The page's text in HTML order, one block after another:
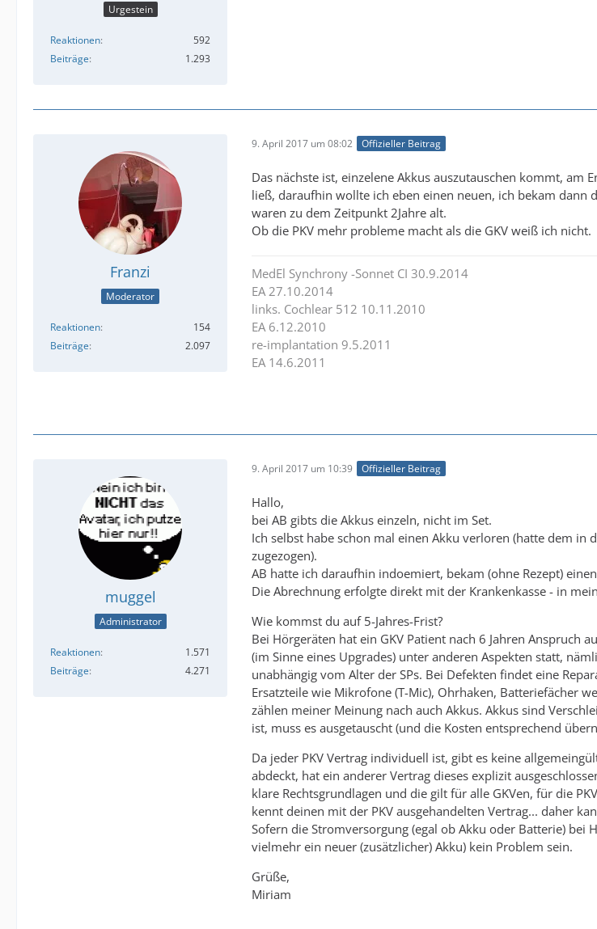
Urgestein
Reaktionen
592
Beiträge
1.293
Franzi
Moderator
Reaktionen
154
Beiträge
2.097
9. April 2017 um 08:02 Offizieller Beitrag
Das nächste ist, einzelene Akkus auszutauschen kommt, am
ließ, daraufhin wollte ich eben einen neuen, ich bekam dann
waren zu dem Zeitpunkt 2Jahre alt.
Ob die PKV mehr probleme macht als die GKV weiß ich nicht.
MedEl Synchrony -Sonnet CI 30.9.2014
EA 27.10.2014
links. Cochlear 512 10.11.2010
EA 6.12.2010
re-implantation 9.5.2011
EA 14.6.2011
muggel
Administrator
Reaktionen
1.571
Beiträge
4.271
9. April 2017 um 10:39 Offizieller Beitrag
Hallo,
bei AB gibts die Akkus einzeln, nicht im Set.
Ich selbst habe schon mal einen Akku verloren (hatte dem in
zugezogen).
AB hatte ich daraufhin indoemiert, bekam (ohne Rezept)
Die Abrechnung erfolgte direkt mit der Krankenkasse - in
Wie kommst du auf 5-Jahres-Frist?
Bei Hörgeräten hat ein GKV Patient nach 6 Jahren Anspruch
(im Sinne eines Upgrades) unter anderen Aspekten statt,
unabhängig vom Alter der SPs. Bei Defekten findet eine
Ersatzteile wie Mikrofone (T-Mic), Ohrhaken, Batteriefächer
zählen meiner Meinung nach auch Akkus. Akkus sind
ist, muss es ausgetauscht (und die Kosten entsprechend
Da jeder PKV Vertrag individuell ist, gibt es keine
abdeckt, hat ein anderer Vertrag dieses explizit
klare Rechtsgrundlagen und die gilt für alle GKVen, für die
kennt deinen mit der PKV ausgehandelten Vertrag... daher
Sofern die Stromversorgung (egal ob Akku oder Batterie) bei
vielmehr ein neuer (zusätzlicher) Akku) kein Problem sein.
Grüße,
Miriam